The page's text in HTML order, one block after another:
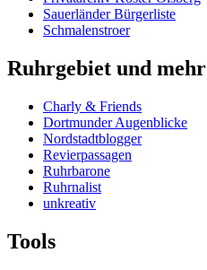
Sauerländer Bürgerliste
Schmalenstroer
Ruhrgebiet und mehr
Charly & Friends
Dortmunder Augenblicke
Nordstadtblogger
Revierpassagen
Ruhrbarone
Ruhrnalist
unkreativ
Tools